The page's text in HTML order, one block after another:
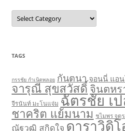
Categories
TAGS
กรรชัย กำเนิดพลอย กันตนา จอนนี่ แอ
จารุณี สุขสวัสดิ์ จินตห
จีรนันท์ มะโนแจ่ม ฉัตรชัย เ
ชาคริต แย้มนาม ชไมพร จตุ
ณัฐวุฒิ สกิดใจ ดาราวิดิโ